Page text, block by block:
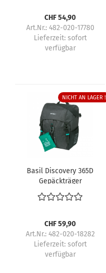
CHF 54,90
Art.Nr.: 482-020-17780
Lieferzeit: sofort
verfügbar
NICHT AN LAGER !
Basil Discovery 365D
Gepäckträger
Seitentasche
CHF 59,90
Art.Nr.: 482-020-18282
Lieferzeit: sofort
verfügbar